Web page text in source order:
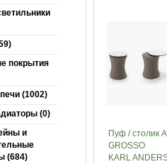
покрытия
(1002)
(0)
и
(684)
Пуф / столик
GROSSO
KARL